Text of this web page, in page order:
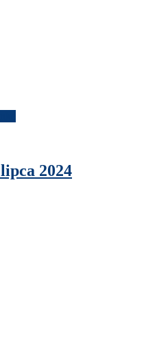
lipca 2024